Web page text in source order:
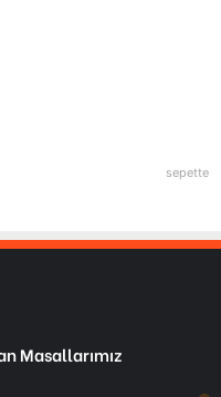
sepette
Masallarımız